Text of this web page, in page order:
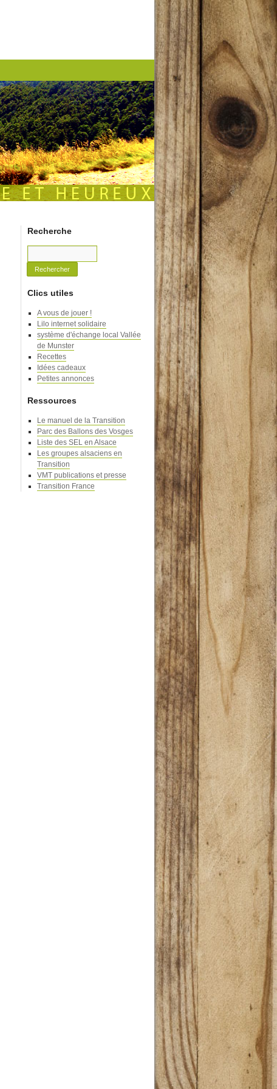
Recherche
Clics utiles
A vous de jouer !
Lilo internet solidaire
système d'échange local Vallée
de Munster
Recettes
Idées cadeaux
Petites annonces
Ressources
Le manuel de la Transition
Parc des Ballons des Vosges
Liste des SEL en Alsace
Les groupes alsaciens en
Transition
VMT publications et presse
Transition France